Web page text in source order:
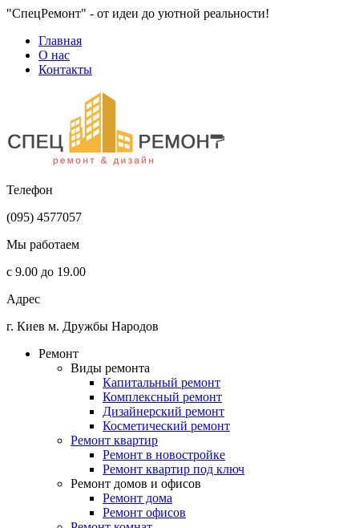
"CпецРемонт" - от идеи до уютной реальности!
Главная
О нас
Контакты
Телефон
(095) 4577057
Мы работаем
с 9.00 до 19.00
Адрес
г. Киев м. Дружбы Народов
Ремонт
Виды ремонта
Капитальный ремонт
Комплексный ремонт
Дизайнерский ремонт
Косметический ремонт
Ремонт квартир
Ремонт в новостройке
Ремонт квартир под ключ
Ремонт домов и офисов
Ремонт дома
Ремонт офисов